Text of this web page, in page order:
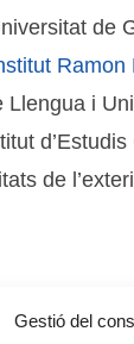
Gestió del
de
Ramon
Llengua i
de